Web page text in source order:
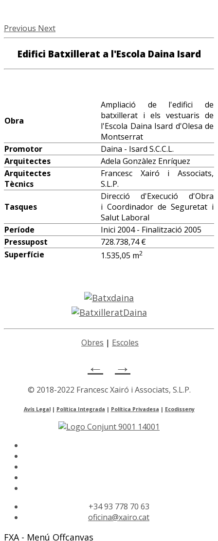
Previous Next
Edifici Batxillerat a l'Escola Daina Isard
Obra
Ampliació de l'edifici de
batxillerat i els vestuaris de
l'Escola Daina Isard d'Olesa de
Montserrat
Promotor
Daina - Isard S.C.C.L.
Arquitectes
Adela Gonzàlez Enríquez
Arquitectes
Tècnics
Francesc Xairó i Associats,
S.L.P.
Tasques
Direcció d'Execució d'Obra
i Coordinador de Seguretat i
Salut Laboral
Període
Inici 2004 - Finalització 2005
Pressupost
728.738,74 €
Superfície
1.535,05 m2
Obres | Escoles
← →
© 2018-2022 Francesc Xairó i Associats, S.L.P.
Avís Legal| Política Integrada | Política Privadesa | Ecodisseny
+34 93 778 70 63
oficina@xairo.cat
FXA - Menú Offcanvas